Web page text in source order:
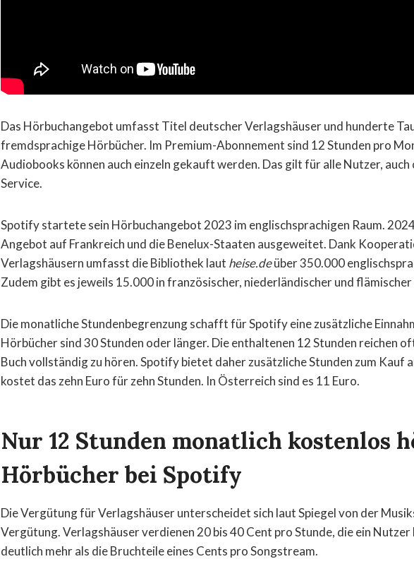
Das Hörbuchangebot umfasst Titel deutscher Verlagshäuser und hunderte
fremdsprachige Hörbücher. Im Premium-Abonnement sind 12 Stunden pro
Audiobooks können auch einzeln gekauft werden. Das gilt für alle Nutzer, auch
Service.
Spotify startete sein Hörbuchangebot 2023 im englischsprachigen Raum.
Angebot auf Frankreich und die Benelux-Staaten ausgeweitet. Dank
Verlagshäusern umfasst die Bibliothek laut heise.deüber 350.000
Zudem gibt es jeweils 15.000 in französischer, niederländischer und flämischer
Die monatliche Stundenbegrenzung schafft für Spotify eine zusätzliche
Hörbücher sind 30 Stunden oder länger. Die enthaltenen 12 Stunden reichen
Buch vollständig zu hören. Spotify bietet daher zusätzliche Stunden zum Kauf
kostet das zehn Euro für zehn Stunden. In Österreich sind es 11 Euro.
Nur 12 Stunden monatlich kostenlos
Hörbücher bei Spotify
Die Vergütung für Verlagshäuser unterscheidet sich laut Spiegel von der
Vergütung. Verlagshäuser verdienen 20 bis 40 Cent pro Stunde, die ein
deutlich mehr als die Bruchteile eines Cents pro Songstream.